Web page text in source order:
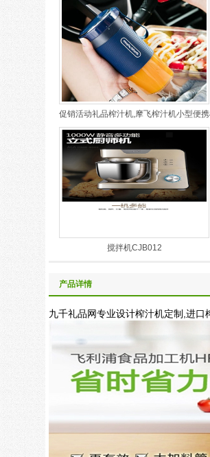
促销活动礼品榨汁机,摩飞榨汁机小型便
搅拌机CJB012
产品详情
九千礼品网专业设计榨汁机定制,进